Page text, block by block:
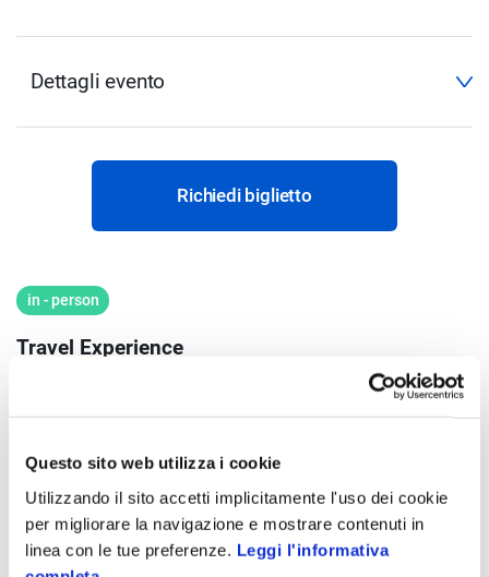
Questo sito web utilizza i cookie
Utilizzando il sito accetti implicitamente l'uso dei cookie
per migliorare la navigazione e mostrare contenuti in
linea con le tue preferenze. Leggi l'informativa
in - person
Travel Experience
Con decine di milioni di turisti gestiti mediante le sue
tecnologico di riferimento per il settore alberghiero.
Oltre ai fondamentali software gestionali (PMS) e ai
sistemi di prenotazione (CRS e Booking Engine)
Zucchetti rende disponibili ulteriori strumenti per la
Dettagli evento
Richiedi biglietto